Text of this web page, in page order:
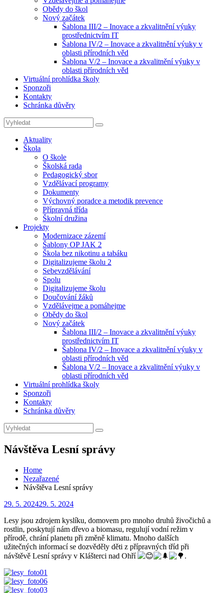
Obědy do škol
Nový začátek
Šablona III/2 – Inovace a zkvalitnění výuky
prostřednictvím IT
Šablona IV/2 – Inovace a zkvalitnění výuky v
oblasti přírodních věd
Šablona V/2 – Inovace a zkvalitnění výuky v
oblasti přírodních věd
Virtuální prohlídka školy
Sponzoři
Kontakty
Schránka důvěry
Search
for:
Search
Aktuality
Škola
O škole
Školská rada
Pedagogický sbor
Vzdělávací programy
Dokumenty
Výchovný poradce a metodik prevence
Přípravná třída
Školní družina
Projekty
Modernizace zázemí
Šablony OP JAK 2
Škola bez nikotinu a tabáku
Digitalizujeme školu 2
Sebevzdělávání
Spolu
Digitalizujeme školu
Doučování žáků
Vzdělávejme a pomáhejme
Obědy do škol
Nový začátek
Šablona III/2 – Inovace a zkvalitnění výuky
prostřednictvím IT
Šablona IV/2 – Inovace a zkvalitnění výuky v
oblasti přírodních věd
Šablona V/2 – Inovace a zkvalitnění výuky v
oblasti přírodních věd
Virtuální prohlídka školy
Sponzoři
Kontakty
Schránka důvěry
Search
for:
Search
Návštěva Lesní správy
Home
Nezařazené
Návštěva Lesní správy
Posted
29. 5. 202429. 5. 2024
Lesy jsou zdrojem kyslíku, domovem pro mnoho druhů živočichů a
rostlin, poskytují nám dřevo a biomasu, regulují vodní režim v
přírodě, chrání planetu při změně klimatu. Mnoho dalších
užitečných informací se dozvěděly děti z přípravných tříd při
návštěvě Lesní správy v Klášterci nad Ohří
.